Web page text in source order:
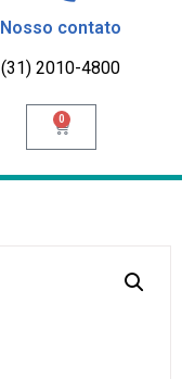
Nosso contato
(31) 2010-4800
0